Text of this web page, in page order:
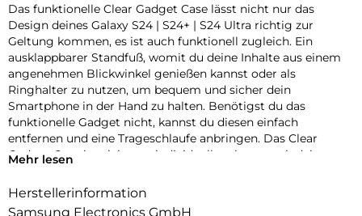
Das funktionelle Clear Gadget Case lässt nicht nur das
Design deines Galaxy S24 | S24+ | S24 Ultra richtig zur
Geltung kommen, es ist auch funktionell zugleich. Ein
ausklappbarer Standfuß, womit du deine Inhalte aus einem
angenehmen Blickwinkel genießen kannst oder als
Ringhalter zu nutzen, um bequem und sicher dein
Smartphone in der Hand zu halten. Benötigst du das
funktionelle Gadget nicht, kannst du diesen einfach
entfernen und eine Trageschlaufe anbringen. Das Clear
Gadget Case ist nicht nur individuell, es kann auch dein
Mehr lesen
Herstellerinformation
Samsung Electronics GmbH